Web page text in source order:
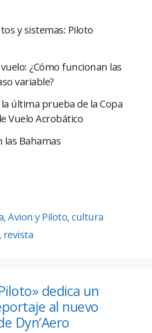
y sistemas: Piloto
vuelo: ¿Cómo funcionan las
variable?
la última prueba de la Copa
Vuelo Acrobático
las Bahamas
,Avion y Piloto, cultura
, revista
dedica un
al nuevo
Dyn’Aero